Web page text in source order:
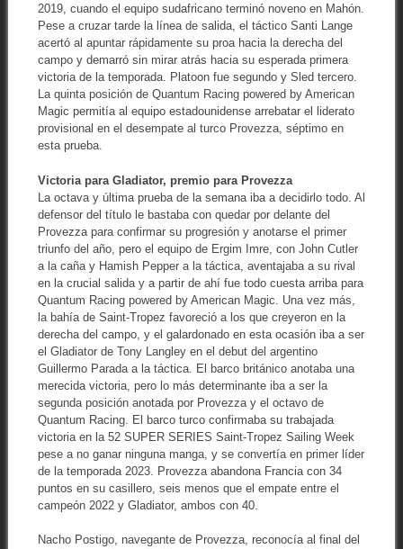
2019, cuando el equipo sudafricano terminó noveno en Mahón.
Pese a cruzar tarde la línea de salida, el táctico Santi Lange
acertó al apuntar rápidamente su proa hacia la derecha del
campo y demarró sin mirar atrás hacia su esperada primera
victoria de la temporada. Platoon fue segundo y Sled tercero.
La quinta posición de Quantum Racing powered by American
Magic permitía al equipo estadounidense arrebatar el liderato
provisional en el desempate al turco Provezza, séptimo en
esta prueba.
Victoria para Gladiator, premio para Provezza
La octava y última prueba de la semana iba a decidirlo todo. Al
defensor del título le bastaba con quedar por delante del
Provezza para confirmar su progresión y anotarse el primer
triunfo del año, pero el equipo de Ergim Imre, con John Cutler
a la caña y Hamish Pepper a la táctica, aventajaba a su rival
en la crucial salida y a partir de ahí fue todo cuesta arriba para
Quantum Racing powered by American Magic. Una vez más,
la bahía de Saint-Tropez favoreció a los que creyeron en la
derecha del campo, y el galardonado en esta ocasión iba a ser
el Gladiator de Tony Langley en el debut del argentino
Guillermo Parada a la táctica. El barco británico anotaba una
merecida victoria, pero lo más determinante iba a ser la
segunda posición anotada por Provezza y el octavo de
Quantum Racing. El barco turco confirmaba su trabajada
victoria en la 52 SUPER SERIES Saint-Tropez Sailing Week
pese a no ganar ninguna manga, y se convertía en primer líder
de la temporada 2023. Provezza abandona Francia con 34
puntos en su casillero, seis menos que el empate entre el
campeón 2022 y Gladiator, ambos con 40.
Nacho Postigo, navegante de Provezza, reconocía al final del